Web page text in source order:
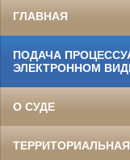
ГЛАВНАЯ
ПОДАЧА
ЭЛЕКТРОННОМ
О СУДЕ